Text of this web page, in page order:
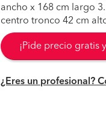
ancho x 168 cm largo
centro tronco 42 cm
¡Pide precio gratis
¿Eres un profesional?